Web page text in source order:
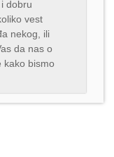
dobru
vest
nekog, ili
da nas o
kako bismo